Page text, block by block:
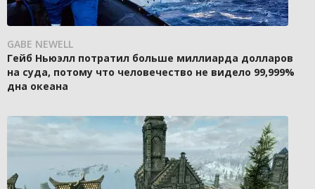
GABE NEWELL
Гейб Ньюэлл потратил больше миллиарда долларов
на суда, потому что человечество не видело 99,999%
дна океана